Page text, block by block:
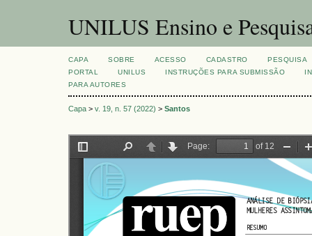
UNILUS Ensino e
CAPA SOBRE ACESSO CADASTRO
PESQUISA
PORTAL
UNILUS INSTRUÇÕES PARA SUBMISSÃO
PARA AUTORES
Capa > v. 19, n. 57 (2022) > Santos